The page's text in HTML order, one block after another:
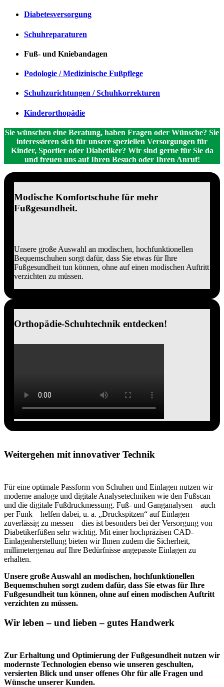
Diabetesversorgung
Schuhreparaturen
Fuß- und Kniebandagen
Podologie / Medizinische Fußpflege
Schuhzurichtungen / Schuhkorrekturen
Kinderorthopädie
Sie wünschen eine Beratung, haben Fragen oder Wünsche? Sie
interessieren sich für unsere speziellen Versorgungen für
Kinder, Sportler oder Diabetiker? Wir sind gerne für Sie da
und freuen uns auf Ihren Besuch oder Ihren Anruf!
Modische Komfortschuhe für mehr
Fußgesundheit.
Unsere große Auswahl an modischen, hochfunktionellen
Bequemschuhen sorgt dafür, dass Sie etwas für Ihre
Fußgesundheit tun können, ohne auf einen modischen Auftritt
verzichten zu müssen.
Orthopädie-Schuhtechnik entdecken!
Weitergehen mit innovativer Technik
Für eine optimale Passform von Schuhen und Einlagen nutzen wir
moderne analoge und digitale Analysetechniken wie den Fußscan
und die digitale Fußdruckmessung. Fuß- und Ganganalysen – auch
per Funk – helfen dabei, u. a. „Druckspitzen“ auf Einlagen
zuverlässig zu messen – dies ist besonders bei der Versorgung von
Diabetikerfüßen sehr wichtig. Mit einer hochpräzisen CAD-
Einlagenherstellung bieten wir Ihnen zudem die Sicherheit,
millimetergenau auf Ihre Bedürfnisse angepasste Einlagen zu
erhalten.
Unsere große Auswahl an modischen, hochfunktionellen
Bequemschuhen sorgt zudem dafür, dass Sie etwas für Ihre
Fußgesundheit tun können, ohne auf einen modischen Auftritt
verzichten zu müssen.
Wir leben – und lieben – gutes Handwerk
Zur Erhaltung und Optimierung der Fußgesundheit nutzen wir
modernste Technologien ebenso wie unseren geschulten,
versierten Blick und unser offenes Ohr für alle Fragen und
Wünsche unserer Kunden.